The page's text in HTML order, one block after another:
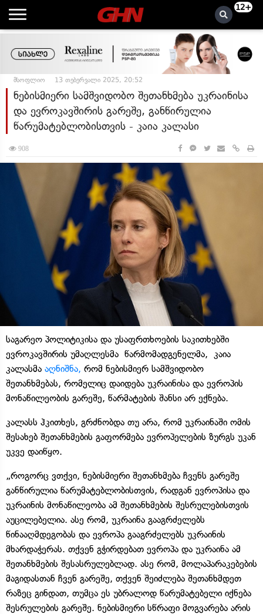
12+
მსოფლიო 13 თებერვალი 2025, 20:52
ნებისმიერი სამშვიდობო შეთანხმება უკრაინისა
და ევროკავშირის გარეშე, განწირულია
წარუმატებლობისთვის - კაია კალასი
908
საგარეო პოლიტიკისა და უსაფრთხოების საკითხებში
ევროკავშირის უმაღლესმა წარმომადგენელმა, კაია
კალასმა აღნიშნა, რომ ნებისმიერ სამშვიდობო
შეთანხმებას, რომელიც დაიდება უკრაინისა და ევროპის
მონაწილეობის გარეშე, წარმატების შანსი არ ექნება.
კალასს ჰკითხეს, გრძნობდა თუ არა, რომ უკრაინაში ომის
შესახებ შეთანხმების გაფორმება ევროპელების ზურგს უკან
უკვე დაიწყო.
„როგორც ვთქვი, ნებისმიერი შეთანხმება ჩვენს გარეშე
განწირულია წარუმატებლობისთვის, რადგან ევროპისა და
უკრაინის მონაწილეობა ამ შეთანხმების შესრულებისთვის
აუცილებელია. ასე რომ, უკრაინა გააგრძელებს
წინააღმდეგობას და ევროპა გააგრძელებს უკრაინის
მხარდაჭერას. თქვენ გჭირდებათ ევროპა და უკრაინა ამ
შეთანხმების შესასრულებლად. ასე რომ, მოლაპარაკებების
მაგიდასთან ჩვენ გარეშე, თქვენ შეიძლება შეთანხმდეთ
რაზეც გინდათ, თუმცა ეს უბრალოდ წარუმატებელი იქნება
შესრულების გარეშე. ნებისმიერი სწრაფი მოგვარება არის